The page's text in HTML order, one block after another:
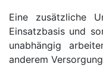
Eine zusätzliche
Einsatzbasis und
unabhängig
anderem